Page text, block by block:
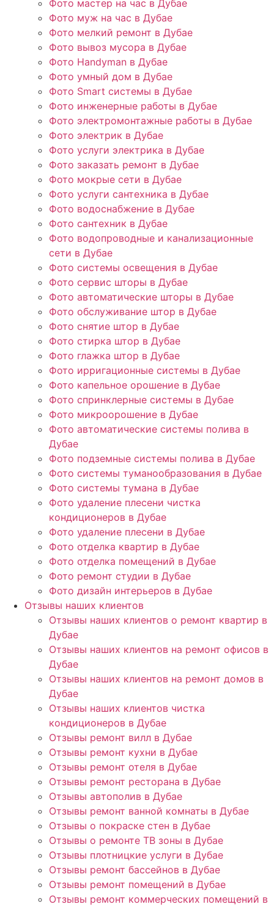
Фото мастер на час в Дубае
Фото муж на час в Дубае
Фото мелкий ремонт в Дубае
Фото вывоз мусора в Дубае
Фото Handyman в Дубае
Фото умный дом в Дубае
Фото Smart системы в Дубае
Фото инженерные работы в Дубае
Фото электромонтажные работы в Дубае
Фото электрик в Дубае
Фото услуги электрика в Дубае
Фото заказать ремонт в Дубае
Фото мокрые сети в Дубае
Фото услуги сантехника в Дубае
Фото водоснабжение в Дубае
Фото сантехник в Дубае
Фото водопроводные и канализационные
сети в Дубае
Фото системы освещения в Дубае
Фото сервис шторы в Дубае
Фото автоматические шторы в Дубае
Фото обслуживание штор в Дубае
Фото снятие штор в Дубае
Фото стирка штор в Дубае
Фото глажка штор в Дубае
Фото ирригационные системы в Дубае
Фото капельное орошение в Дубае
Фото спринклерные системы в Дубае
Фото микроорошение в Дубае
Фото автоматические системы полива в
Дубае
Фото подземные системы полива в Дубае
Фото системы туманообразования в Дубае
Фото системы тумана в Дубае
Фото удаление плесени чистка
кондиционеров в Дубае
Фото удаление плесени в Дубае
Фото отделка квартир в Дубае
Фото отделка помещений в Дубае
Фото ремонт студии в Дубае
Фото дизайн интерьеров в Дубае
Отзывы наших клиентов
Отзывы наших клиентов о ремонт квартир в
Дубае
Отзывы наших клиентов на ремонт офисов в
Дубае
Отзывы наших клиентов на ремонт домов в
Дубае
Отзывы наших клиентов чистка
кондиционеров в Дубае
Отзывы ремонт вилл в Дубае
Отзывы ремонт кухни в Дубае
Отзывы ремонт отеля в Дубае
Отзывы ремонт ресторана в Дубае
Отзывы автополив в Дубае
Отзывы ремонт ванной комнаты в Дубае
Отзывы о покраске стен в Дубае
Отзывы о ремонте ТВ зоны в Дубае
Отзывы плотницкие услуги в Дубае
Отзывы ремонт бассейнов в Дубае
Отзывы ремонт помещений в Дубае
Отзывы ремонт коммерческих помещений в